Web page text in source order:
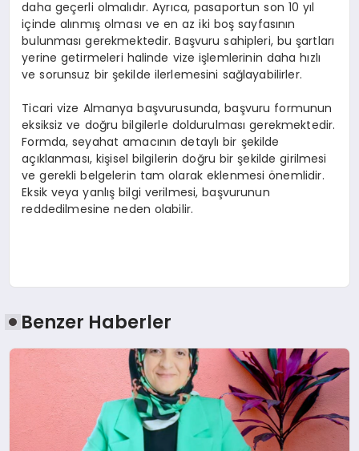
daha geçerli olmalıdır. Ayrıca, pasaportun son 10 yıl
içinde alınmış olması ve en az iki boş sayfasının
bulunması gerekmektedir. Başvuru sahipleri, bu şartları
yerine getirmeleri halinde vize işlemlerinin daha hızlı
ve sorunsuz bir şekilde ilerlemesini sağlayabilirler.
Ticari vize Almanya başvurusunda, başvuru formunun
eksiksiz ve doğru bilgilerle doldurulması gerekmektedir.
Formda, seyahat amacının detaylı bir şekilde
açıklanması, kişisel bilgilerin doğru bir şekilde girilmesi
ve gerekli belgelerin tam olarak eklenmesi önemlidir.
Eksik veya yanlış bilgi verilmesi, başvurunun
reddedilmesine neden olabilir.
Benzer Haberler